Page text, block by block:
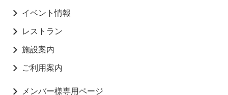
イベント情報
レストラン
施設案内
ご利用案内
メンバー様専用ページ